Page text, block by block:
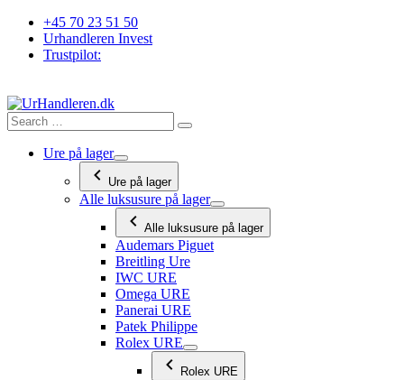
Videre
indhold
+45 70 23 51 50
Urhandleren Invest
Trustpilot:
Ure på lager
Ure på lager
Alle luksusure på lager
Alle luksusure på lager
Audemars Piguet
Breitling Ure
IWC URE
Omega URE
Panerai URE
Patek Philippe
Rolex URE
Rolex URE